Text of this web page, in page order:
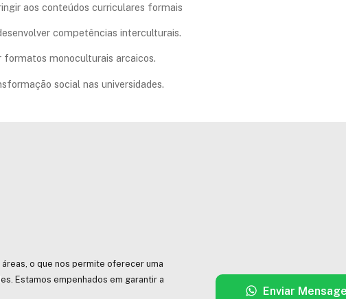
aos conteúdos curriculares formais
competências interculturais.
monoculturais arcaicos.
social nas universidades.
o que nos permite oferecer uma
Estamos empenhados em garantir a
Enviar